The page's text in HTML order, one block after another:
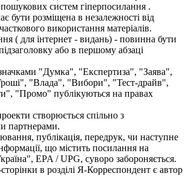
пошукових систем гіперпосилання .
бути розміщена в незалежності від
використання матеріалів.
( для інтернет - видань) - повинна бути
або в першому абзаці
"Думка", "Експертиза", "Заява",
"Влада", "Вибори", "Тест-драйв",
"Промо" публікуються на правах
створюється спільно з
партнерами.
публікація, передрук, чи наступне
що містить посилання на
EPA / UPG, суворо забороняється.
в розділі Я-Корреспондент є автор